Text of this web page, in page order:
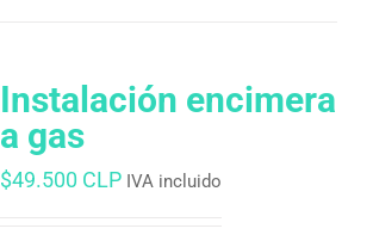
Instalación encimera
a gas
$49.500 CLP IVA incluido